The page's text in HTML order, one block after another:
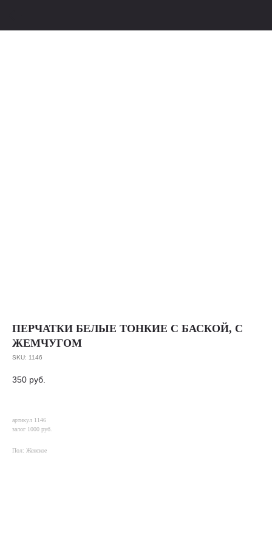
ПЕРЧАТКИ БЕЛЫЕ ТОНКИЕ С БАСКОЙ, С
ЖЕМЧУГОМ
SKU: 1146
350 руб.
артикул 1146
залог 1000 руб.
Пол: Женское